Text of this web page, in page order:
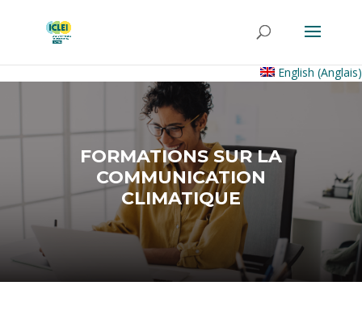
English (Anglais)
FORMATIONS SUR LA
COMMUNICATION
CLIMATIQUE